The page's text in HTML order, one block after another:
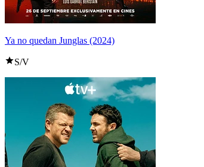
Ya no quedan Junglas (2024)
S/V